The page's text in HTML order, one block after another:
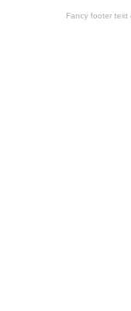
Fancy footer